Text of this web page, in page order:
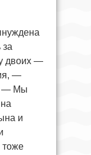
за
двоих —
—
— Мы
и
тоже